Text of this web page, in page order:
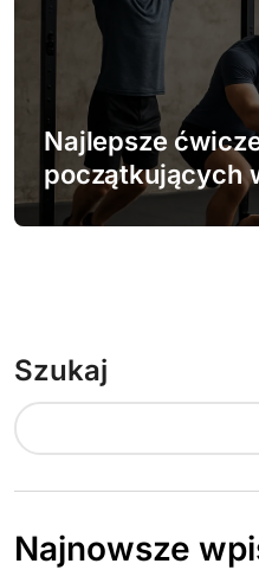
Najlepsze
początkujących
Szukaj
Najnowsze